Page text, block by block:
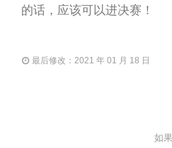
的话，应该可以进决赛！
最后修改：2021 年 01 月 18 日
如